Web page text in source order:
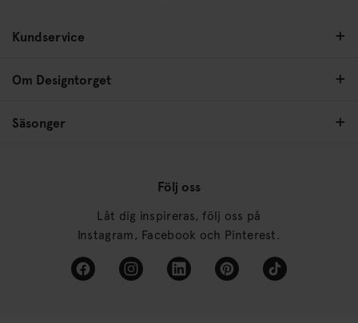
Kundservice
Om Designtorget
Säsonger
Följ oss
Låt dig inspireras, följ oss på
Instagram, Facebook och Pinterest.